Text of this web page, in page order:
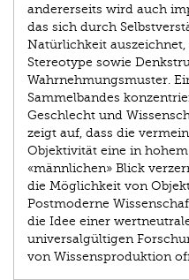
andererseits wird auch
das sich durch
Natürlichkeit auszeichnet,
Stereotype sowie
Wahrnehmungsmuster.
Sammelbandes
Geschlecht und
zeigt auf, dass die
Objektivität eine in
«männlichen» Blick
die Möglichkeit von
Postmoderne
die Idee einer
universalgültigen
von Wissensproduktion